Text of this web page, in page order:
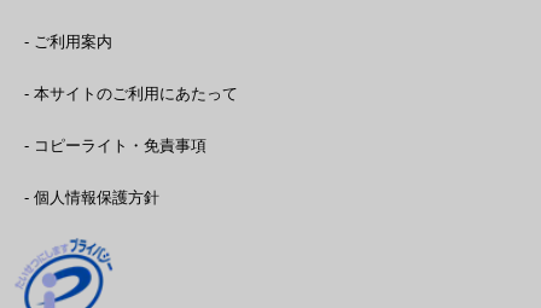
- ご利用案内
- 本サイトのご利用にあたって
- コピーライト・免責事項
- 個人情報保護方針